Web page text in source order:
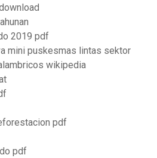
2019 pdf
mini puskesmas lintas sektor
wikipedia
pdf
pdf